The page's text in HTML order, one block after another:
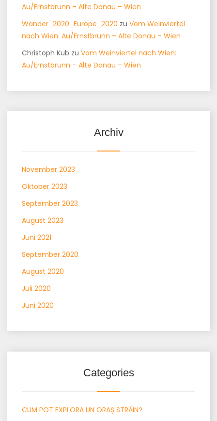
Au/Ernstbrunn – Alte Donau – Wien
Wander_2020_Europe_2020 zu Vom Weinviertel
nach Wien: Au/Ernstbrunn – Alte Donau – Wien
Christoph Kub zu Vom Weinviertel nach Wien:
Au/Ernstbrunn – Alte Donau – Wien
Archiv
November 2023
Oktober 2023
September 2023
August 2023
Juni 2021
September 2020
August 2020
Juli 2020
Juni 2020
Categories
CUM POT EXPLORA UN ORAȘ STRĂIN?